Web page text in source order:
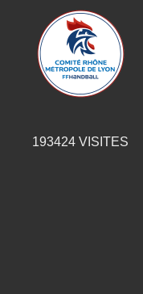
193424 VISITES